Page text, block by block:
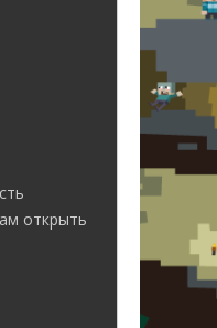
открыть